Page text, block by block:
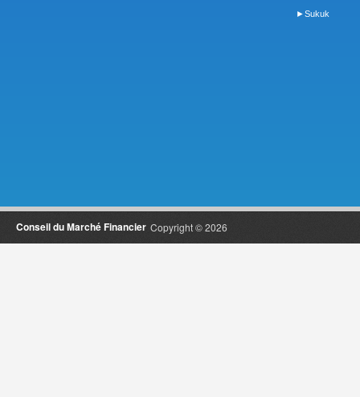
►Sukuk
Copyright © 2026
Conseil du Marché Financier